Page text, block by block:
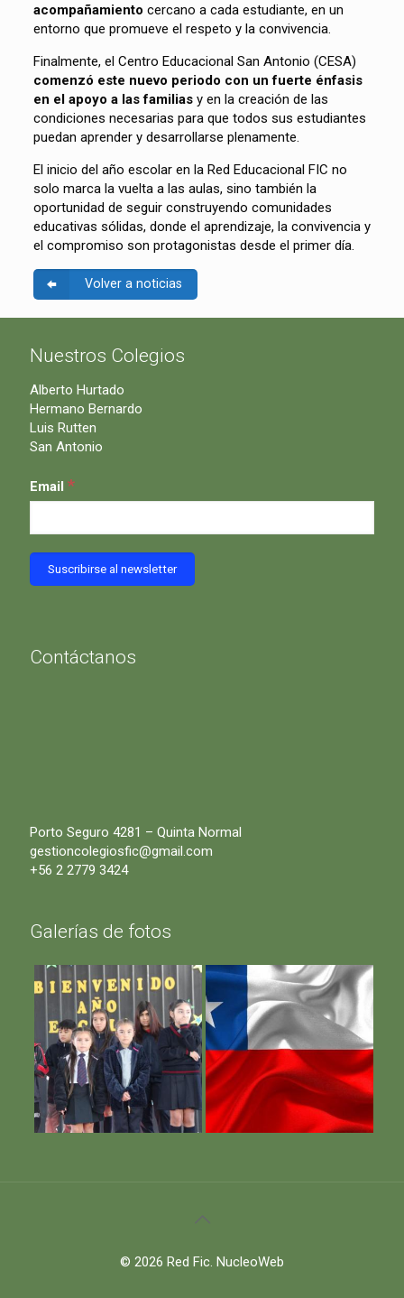
acompañamiento cercano a cada estudiante, en un
entorno que promueve el respeto y la convivencia.
Finalmente, el Centro Educacional San Antonio (CESA)
comenzó este nuevo periodo con un fuerte énfasis
en el apoyo a las familiasy en la creación de las
condiciones necesarias para que todos sus estudiantes
puedan aprender y desarrollarse plenamente.
El inicio del año escolar en la Red Educacional FIC no
solo marca la vuelta a las aulas, sino también la
oportunidad de seguir construyendo comunidades
educativas sólidas, donde el aprendizaje, la convivencia y
el compromiso son protagonistas desde el primer día.
Volver a noticias
Nuestros Colegios
Alberto Hurtado
Hermano Bernardo
Luis Rutten
San Antonio
Email *
Contáctanos
Porto Seguro 4281 – Quinta Normal
gestioncolegiosfic@gmail.com
+56 2 2779 3424
Galerías de fotos
© 2026 Red Fic. NucleoWeb